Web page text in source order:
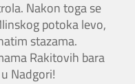
Nakon toga se
potoka levo,
stazama.
Rakitovih bara
Nadgori!